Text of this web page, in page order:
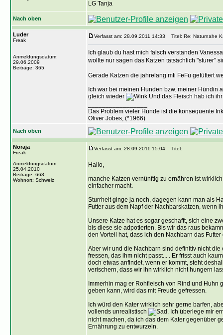
LG Tanja
Nach oben
Luder
Freak
Anmeldungsdatum:
29.06.2009
Beiträge: 365
Verfasst am: 28.09.2011 14:33 Titel: Re: Naturnahe
Ich glaub du hast mich falsch verstanden
wollte nur sagen das Katzen tatsächlich "sturer"
Gerade Katzen die jahrelang mti FeFu gefüttert
Ich war bei meinen Hunden bzw. meiner Hündin
gleich wieder
Und das Fleisch hab ich
Das Problem vieler Hunde ist die konsequente
Oliver Jobes, (*1966)
Nach oben
Noraja
Freak
Anmeldungsdatum:
25.04.2010
Beiträge: 663
Wohnort: Schweiz
Verfasst am: 28.09.2011 15:04 Titel:
Hallo,
manche Katzen vernünftig zu ernähren ist
einfacher macht.
Sturrheit ginge ja noch, dagegen kann man als
Futter aus dem Napf der Nachbarskatzen, wenn
Unsere Katze hat es sogar geschafft, sich eine
bis diese sie adpotierten. Bis wir das raus
den Vorteil hat, dass ich den Nachbarn das
Aber wir und die Nachbarn sind definitiv nicht
fressen, das ihm nicht passt... . Er frisst auch
doch etwas anfindet, wenn er kommt, steht
verischern, dass wir ihn wirklich nicht hungern
Immerhin mag er Rohfleisch von Rind und Huhn
geben kann, wird das mit Freude gefressen.
Ich würd den Kater wirklich sehr gerne barfen,
vollends unrealistisch
. Ich überlege mir
nicht machen, da ich das dem Kater gegenüber
Ernährung zu entwurzeln.